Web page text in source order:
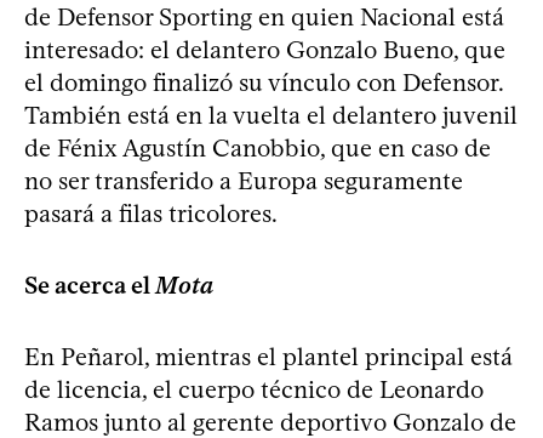
de Defensor Sporting en quien Nacional está
interesado: el delantero Gonzalo Bueno, que
el domingo finalizó su vínculo con Defensor.
También está en la vuelta el delantero juvenil
de Fénix Agustín Canobbio, que en caso de
no ser transferido a Europa seguramente
pasará a filas tricolores.
Se acerca el Mota
En Peñarol, mientras el plantel principal está
de licencia, el cuerpo técnico de Leonardo
Ramos junto al gerente deportivo Gonzalo de